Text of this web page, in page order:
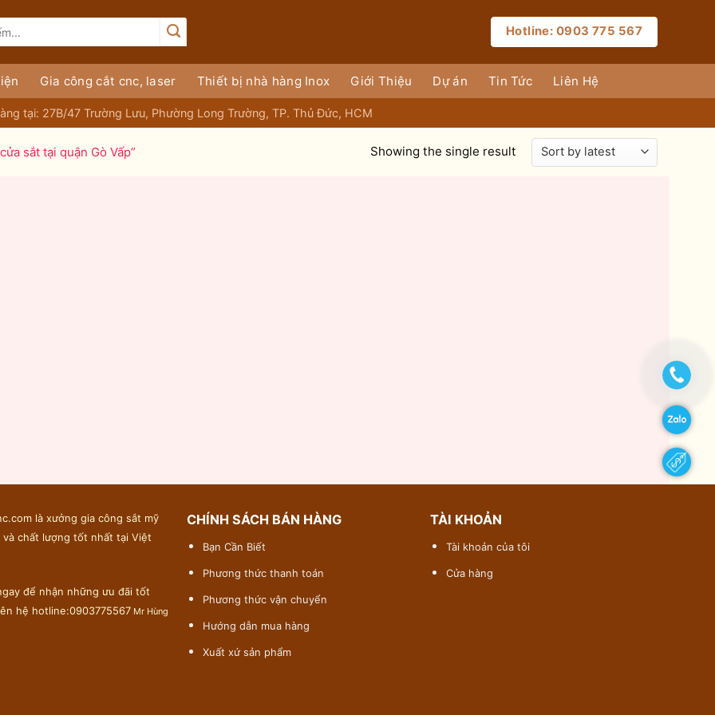
Hotline: 0903 775 567
Gia công cắt cnc, laser Thiết bị nhà hàng Inox Giới Thiệu Dự án Tin Tức Liên Hệ
tại: 27B/47 Trường Lưu, Phường Long Trường, TP. Thủ Đức, HCM
sắt tại quận Gò Vấp” Showing the single result
là xưởng gia công sắt mỹ
chất lượng tốt nhất tại Việt
để nhận những ưu đãi tốt
hệ hotline:0903775567 Mr Hùng
CHÍNH SÁCH BÁN HÀNG
Bạn Cần Biết
Phương thức thanh toán
Phương thức vận chuyển
Hướng dẫn mua hàng
Xuất xứ sản phẩm
TÀI KHOẢN
Tài khoản của tôi
Cửa hàng